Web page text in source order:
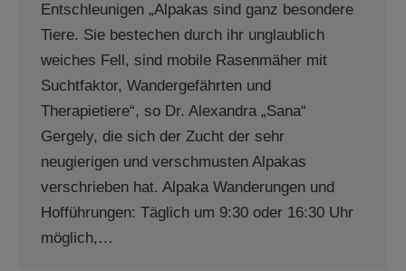
Entschleunigen „Alpakas sind ganz besondere
Tiere. Sie bestechen durch ihr unglaublich
weiches Fell, sind mobile Rasenmäher mit
Suchtfaktor, Wandergefährten und
Therapietiere“, so Dr. Alexandra „Sana“
Gergely, die sich der Zucht der sehr
neugierigen und verschmusten Alpakas
verschrieben hat. Alpaka Wanderungen und
Hofführungen: Täglich um 9:30 oder 16:30 Uhr
möglich,…